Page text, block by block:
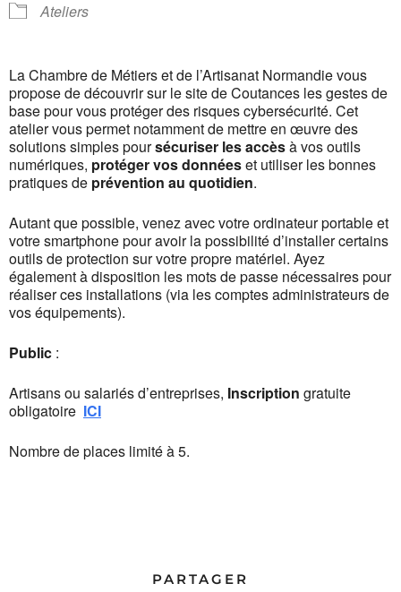
Ateliers
La Chambre de Métiers et de l’Artisanat Normandie vous
propose de découvrir sur le site de Coutances les gestes de
base pour vous protéger des risques cybersécurité. Cet
atelier vous permet notamment de mettre en œuvre des
solutions simples poursécuriser les accèsà vos outils
numériques, protéger vos donnéeset utiliser les bonnes
pratiques de prévention au quotidien.
Autant que possible, venez avec votre ordinateur portable et
votre smartphone pour avoir la possibilité d’installer certains
outils de protection sur votre propre matériel. Ayez
également à disposition les mots de passe nécessaires pour
réaliser ces installations (via les comptes administrateurs de
vos équipements).
Public :
Artisans ou salariés d’entreprises, Inscription gratuite
obligatoire ICI
Nombre de places limité à 5.
PARTAGER